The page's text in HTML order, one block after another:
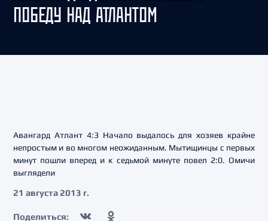
ПОБЕДУ НАД АТЛАНТОМ
Авангард Атлант 4:3 Начало выдалось для хозяев крайне
непростым и во многом неожиданным. Мытищинцы с первых
минут пошли вперед и к седьмой минуте повел 2:0. Омичи
выглядели
21 августа 2013 г.
Поделиться: